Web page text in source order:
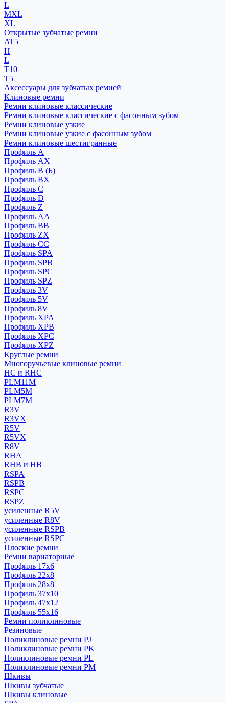
L
MXL
XL
Открытые зубчатые ремни
AT5
H
L
T10
T5
Аксессуары для зубчатых ремней
Клиновые ремни
Ремни клиновые классические
Ремни клиновые классические с фасонным зубом
Ремни клиновые узкие
Ремни клиновые узкие с фасонным зубом
Ремни клиновые шестигранные
Профиль A
Профиль AX
Профиль B (Б)
Профиль BX
Профиль C
Профиль D
Профиль Z
Профиль АА
Профиль BB
Профиль ZX
Профиль CC
Профиль SPA
Профиль SPB
Профиль SPC
Профиль SPZ
Профиль 3V
Профиль 5V
Профиль 8V
Профиль XPA
Профиль XPB
Профиль XPC
Профиль XPZ
Круглые ремни
Многоручьевые клиновые ремни
HC и RHC
PLM11M
PLM5M
PLM7M
R3V
R3VX
R5V
R5VX
R8V
RHA
RHB и HB
RSPA
RSPB
RSPC
RSPZ
усиленные R5V
усиленные R8V
усиленные RSPB
усиленные RSPC
Плоские ремни
Ремни вариаторные
Профиль 17x6
Профиль 22x8
Профиль 28x8
Профиль 37x10
Профиль 47x12
Профиль 55x16
Ремни поликлиновые
Резиновые
Поликлиновые ремни PJ
Поликлиновые ремни PK
Поликлиновые ремни PL
Поликлиновые ремни PM
Шкивы
Шкивы зубчатые
Шкивы клиновые